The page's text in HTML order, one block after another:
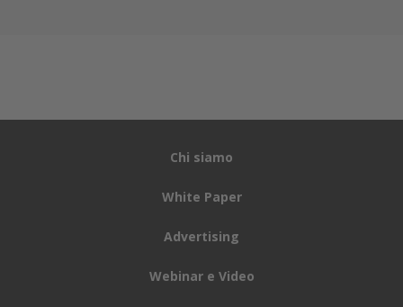
Chi siamo
White Paper
Advertising
Webinar e Video